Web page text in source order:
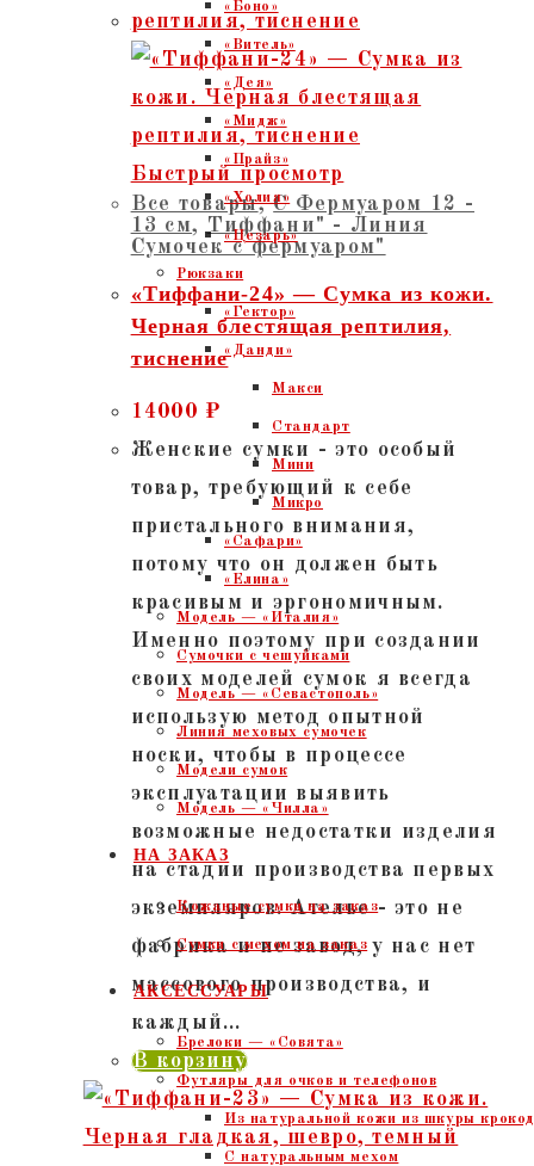
«Боно»
«Витель»
«Дея»
«Мидж»
«Прайз»
«Холия»
«Цезарь»
Рюкзаки
«Гектор»
«Данди»
Макси
Стандарт
Мини
Микро
«Сафари»
«Елина»
Модель — «Италия»
Сумочки с чешуйками
Модель — «Севастополь»
Линия меховых сумочек
Модели сумок
Модель — «Чилла»
НА ЗАКАЗ
Кожаные сумки на заказ
Сумки с мехом на заказ
АКСЕССУАРЫ
Брелоки — «Совята»
Футляры для очков и телефонов
Из натуральной кожи из шкуры
С натуральным мехом
Быстрый просмотр
Все товары,С Фермуаром 12 -
13 см, Тиффани" - Линия
Сумочек с фермуаром"
«Тиффани-24» — Сумка из кожи.
Черная блестящая рептилия,
тиснение
14000 ₽
Женские сумки - это особый
товар, требующий к себе
пристального внимания,
потому что он должен быть
красивым и эргономичным.
Именно поэтому при создании
своих моделей сумок я всегда
использую метод опытной
носки, чтобы в процессе
эксплуатации выявить
возможные недостатки изделия
на стадии производства первых
экземпляров. Ателье - это не
фабрика и не завод, у нас нет
массового производства, и
каждый…
В корзину